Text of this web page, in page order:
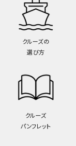
クルーズの
選び方
クルーズ
パンフレット